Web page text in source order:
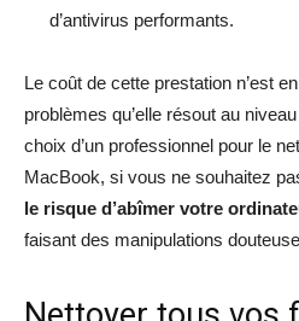
d’antivirus performants.
Le coût de cette prestation n’est
problèmes qu’elle résout au
choix d’un professionnel pour le
MacBook, si vous ne souhaitez
le risque d’abîmer votre
faisant des manipulations